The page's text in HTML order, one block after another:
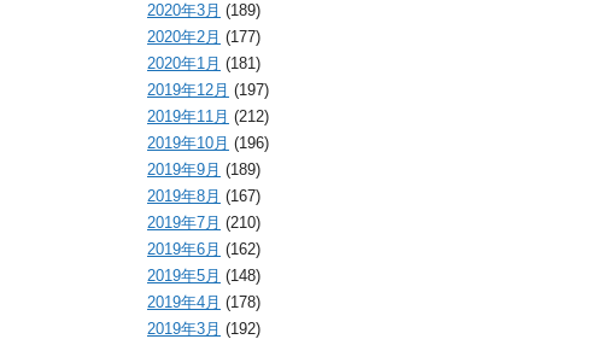
2020年3月 (189)
2020年2月 (177)
2020年1月 (181)
2019年12月 (197)
2019年11月 (212)
2019年10月 (196)
2019年9月 (189)
2019年8月 (167)
2019年7月 (210)
2019年6月 (162)
2019年5月 (148)
2019年4月 (178)
2019年3月 (192)